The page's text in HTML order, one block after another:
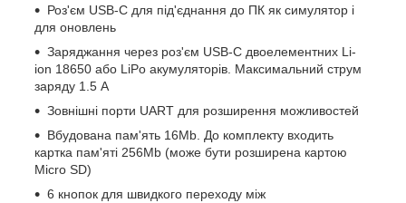
Роз'єм USB-C для під'єднання до ПК як симулятор і
для оновлень
Заряджання через роз'єм USB-C двоелементних Li-
ion 18650 або LiPo акумуляторів. Максимальний струм
заряду 1.5 А
Зовнішні порти UART для розширення можливостей
Вбудована пам'ять 16Mb. До комплекту входить
картка пам'яті 256Mb (може бути розширена картою
Micro SD)
6 кнопок для швидкого переходу між